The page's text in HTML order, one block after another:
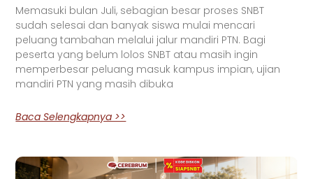
Memasuki bulan Juli, sebagian besar proses SNBT
sudah selesai dan banyak siswa mulai mencari
peluang tambahan melalui jalur mandiri PTN. Bagi
peserta yang belum lolos SNBT atau masih ingin
memperbesar peluang masuk kampus impian, ujian
mandiri PTN yang masih dibuka
Baca Selengkapnya >>